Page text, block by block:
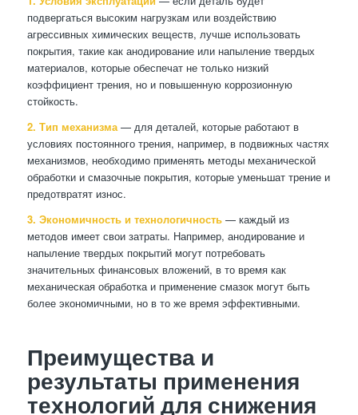
подвергаться высоким нагрузкам или воздействию
агрессивных химических веществ, лучше использовать
покрытия, такие как анодирование или напыление твердых
материалов, которые обеспечат не только низкий
коэффициент трения, но и повышенную коррозионную
стойкость.
2. Тип механизма— для деталей, которые работают в
условиях постоянного трения, например, в подвижных частях
механизмов, необходимо применять методы механической
обработки и смазочные покрытия, которые уменьшат трение и
предотвратят износ.
3. Экономичность и технологичность— каждый из
методов имеет свои затраты. Например, анодирование и
напыление твердых покрытий могут потребовать
значительных финансовых вложений, в то время как
механическая обработка и применение смазок могут быть
более экономичными, но в то же время эффективными.
Преимущества и
результаты применения
технологий для снижения